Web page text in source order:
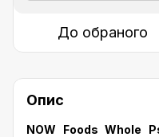
До обраного
Опис
NOW Foods Whole